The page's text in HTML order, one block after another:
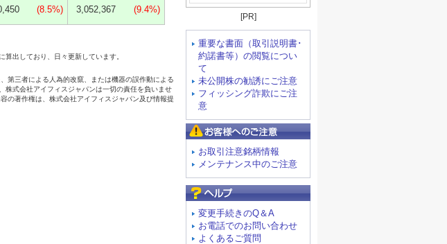
[PR]
重要な書面（取引説明書･
約諾書等）の閲覧につい
て
未公開株の勧誘にご注意
フィッシング詐欺にご注
意
お取引注意銘柄情報
メンテナンス中のご注意
変更手続きのQ＆A
お電話でのお問い合わせ
よくあるご質問